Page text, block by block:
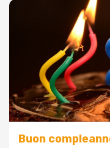
Buon